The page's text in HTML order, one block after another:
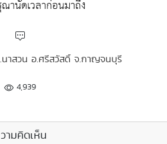
านัดเวลาก่อนมาถึง
าสวน อ.ศรีสวัสดิ์ จ.กาญจนบุรี
4,939
ามคิดเห็น